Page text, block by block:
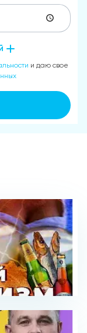
и даю свое